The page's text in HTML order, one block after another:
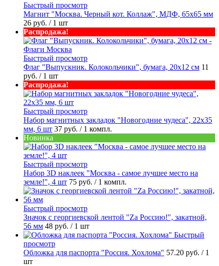
Быстрый просмотр
Магнит "Москва. Черный кот. Коллаж", МДФ, 65х65 мм
26 руб. / 1 шт
Распродажа!
Быстрый просмотр
Флаг "Выпускник. Колокольчики", бумага, 20х12 см 11
руб. / 1 шт
Распродажа!
Быстрый просмотр
Набор магнитных закладок "Новогодние чудеса", 22х35
мм, 6 шт 37 руб. / 1 компл.
Новинка
Быстрый просмотр
Набор 3D наклеек "Москва - самое лучшее место на
земле!", 4 шт 75 руб. / 1 компл.
Быстрый просмотр
Значок с георгиевской лентой "Zа Россию!", закатной,
56 мм 48 руб. / 1 шт
Быстрый
просмотр
Обложка для паспорта "Россия. Хохлома" 57.20 руб. / 1
шт